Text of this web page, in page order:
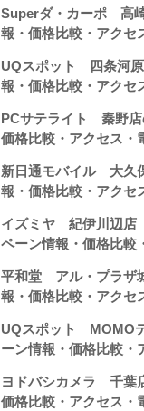
Superダ・カーポ 高
報・価格比較・アクセ
UQスポット 四条河
報・価格比較・アクセ
PCサテライト 秦野店
価格比較・アクセス・
新日通モバイル 大久
報・価格比較・アクセ
イズミヤ 紀伊川辺店
ペーン情報・価格比較
平和堂 アル・プラザ
報・価格比較・アクセ
UQスポット MOMO
ーン情報・価格比較・
ヨドバシカメラ 千葉
価格比較・アクセス・